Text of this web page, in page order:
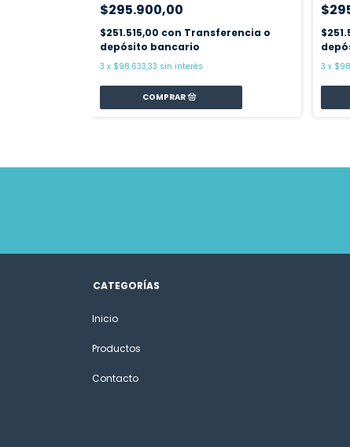
$295.900,00
$251.515,00 con Transferencia o
depósito bancario
3 x $98.633,33 sin interés 3 x
CATEGORÍAS
Inicio
Productos
Contacto